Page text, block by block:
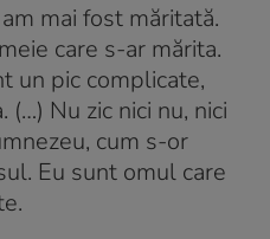
mai fost măritată.
care s-ar mărita.
un pic complicate,
(…) Nu zic nici nu, nici
cum s-or
Eu sunt omul care